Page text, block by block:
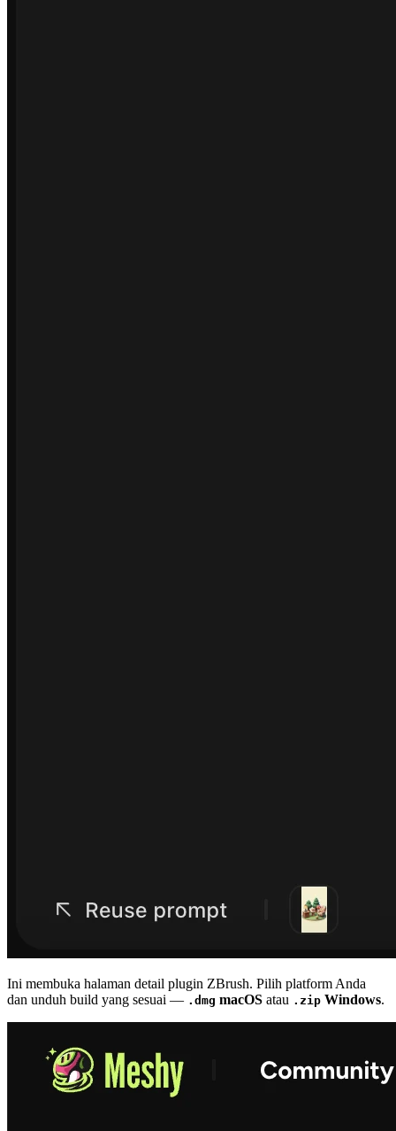
Ini membuka halaman detail plugin ZBrush. Pilih platform Anda
dan unduh build yang sesuai — .dmg macOS atau .zip Windows.